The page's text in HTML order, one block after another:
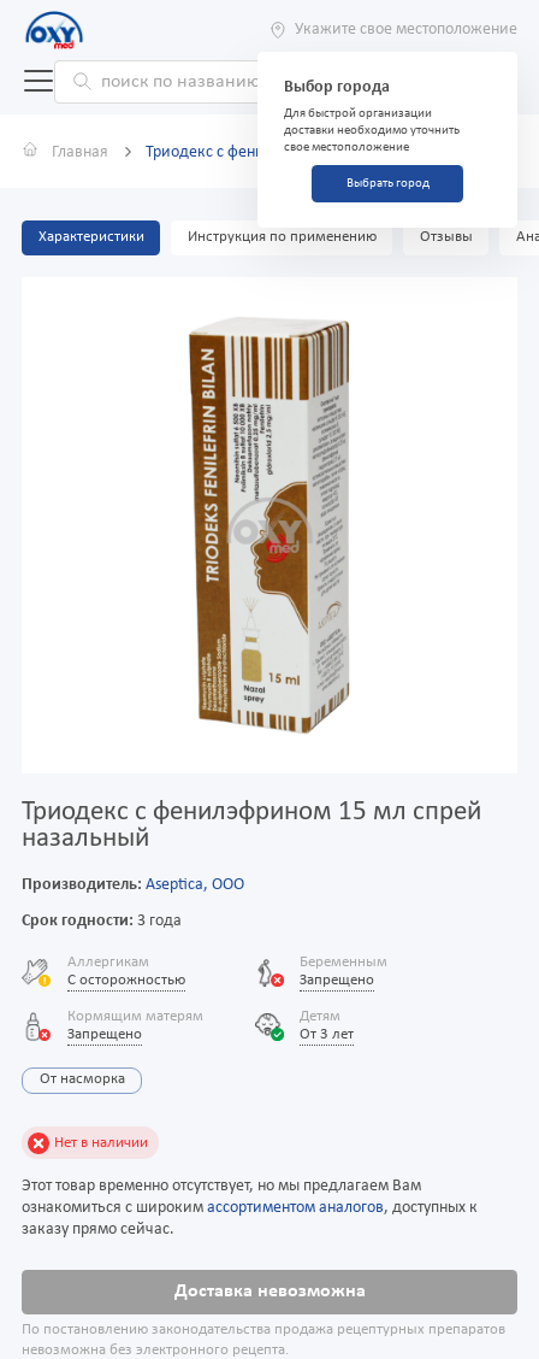
Укажите свое местоположение
Выбор города
Для быстрой организации
доставки необходимо уточнить
свое местоположение
Выбрать город
Главная Триодекс с фенилэфрином 15 мл спрей назальный
Характеристики Инструкция по применению Отзывы
Триодекс с фенилэфрином 15 мл спрей
назальный
Производитель: Aseptica, ООО
Срок годности: 3 года
Аллергикам
С осторожностью
Беременным
Запрещено
Кормящим матерям
Запрещено
Детям
От 3 лет
От насморка
Нет в наличии
Этот товар временно отсутствует, но мы предлагаем Вам
ознакомиться с широким ассортиментом аналогов, доступных к
заказу прямо сейчас.
Доставка невозможна
По постановлению законодательства продажа рецептурных препаратов
невозможна без электронного рецепта.